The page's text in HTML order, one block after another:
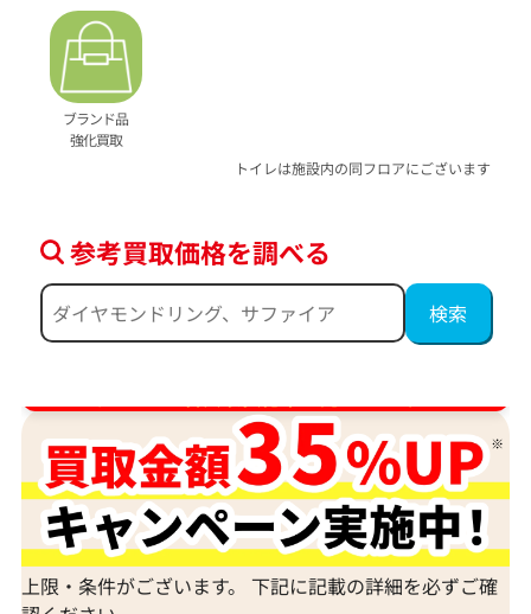
ブランド品
強化買取
トイレは施設内の同フロアにございます
参考買取価格を調べる
上限・条件がございます。 下記に記載の詳細を必ずご確